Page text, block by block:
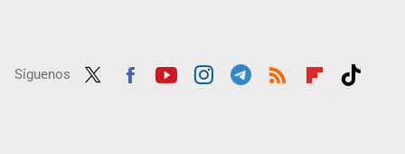
Síguenos